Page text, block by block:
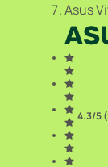
Asus
4.3/5 (